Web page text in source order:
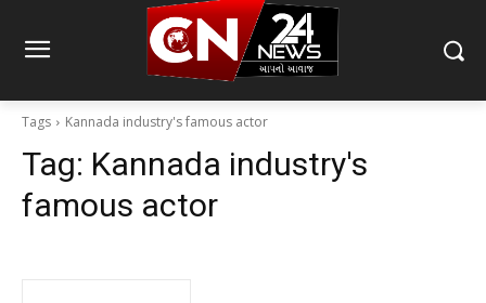
Tags Kannada industry's famous actor
Tag: Kannada industry's
famous actor